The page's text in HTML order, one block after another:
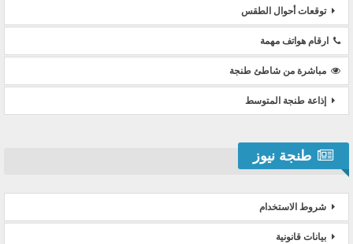
توقعات أحوال الطقس
ارقام هواتف مهمة
مباشرة من شاطئ طنجة
إذاعة طنجة المتوسط
طنجة نيوز
شروط الاستخدام
بيانات قانونية